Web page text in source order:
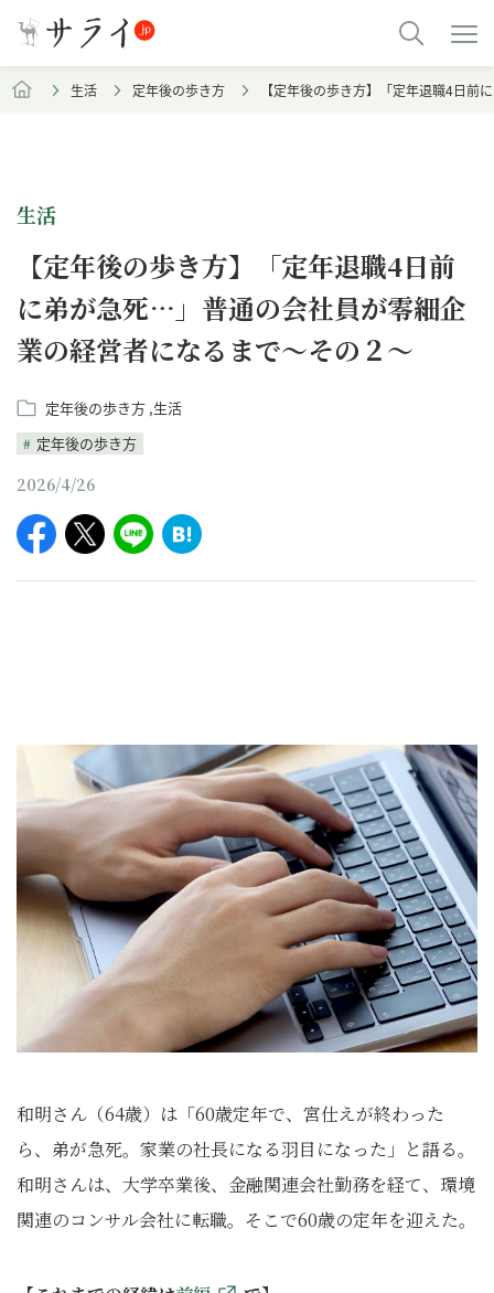
生活 定年後の歩き方 【定年後の歩き方】「定年退職4日
生活
【定年後の歩き方】「定年退職4日前
に弟が急死…」普通の会社員が零細企
業の経営者になるまで～その２～
定年後の歩き方 生活
定年後の歩き方
2026/4/26
和明さん（64歳）は「60歳定年で、宮仕えが終わった
ら、弟が急死。家業の社長になる羽目になった」と語る。
和明さんは、大学卒業後、金融関連会社勤務を経て、環境
関連のコンサル会社に転職。そこで60歳の定年を迎えた。